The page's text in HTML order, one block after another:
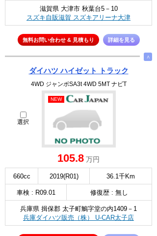
滋賀県 大津市 秋葉台5－10
スズキ自販滋賀 スズキアリーナ大津
無料お問い合わせ & 見積もり 詳細を見る
∧
ダイハツ ハイゼット トラック
4WD ジャンボSA3t 4WD 5MT ナビT
選択
NEW
105.8 万円
660cc 2019(R01) 36.1千Km
車検 : R09.01 修復歴 : 無し
兵庫県 揖保郡 太子町鵤字堂の内1409－1
兵庫ダイハツ販売（株） U-CAR太子店